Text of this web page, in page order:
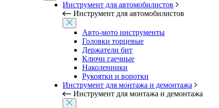
Инструмент для автомобилистов
Инструмент для автомобилистов
Авто-мото инструменты
Головки торцевые
Держатели бит
Ключи гаечные
Наколенники
Рукоятки и воротки
Инструмент для монтажа и демонтажа
Инструмент для монтажа и демонтажа